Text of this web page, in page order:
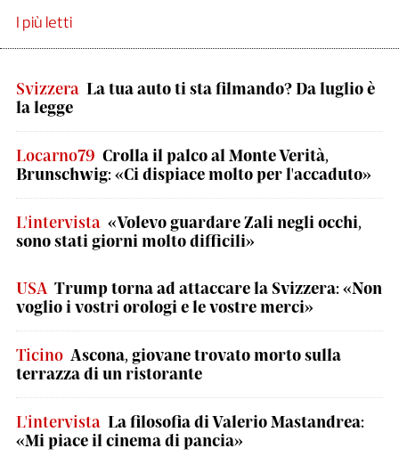
I più letti
Svizzera La tua auto ti sta filmando? Da luglio è
la legge
Locarno79 Crolla il palco al Monte Verità,
Brunschwig: «Ci dispiace molto per l'accaduto»
L'intervista «Volevo guardare Zali negli occhi,
sono stati giorni molto difficili»
USA Trump torna ad attaccare la Svizzera: «Non
voglio i vostri orologi e le vostre merci»
Ticino Ascona, giovane trovato morto sulla
terrazza di un ristorante
L'intervista La filosofia di Valerio Mastandrea:
«Mi piace il cinema di pancia»